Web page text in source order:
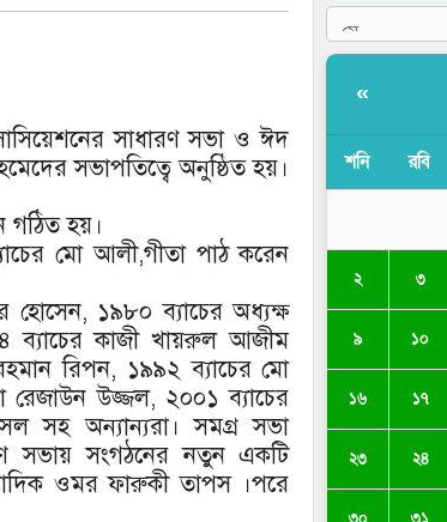
সাধারণ সভা ও ঈদ
সভাপতিত্বে অনুষ্ঠিত হয়।
গঠিত হয়।
মো আলী,গীতা পাঠ করেন
হোসেন, ১৯৮০ ব্যাচের অধ্যক্ষ
ব্যাচের কাজী খায়রুল আজীম
রিপন, ১৯৯২ ব্যাচের মো
উজ্জল, ২০০১ ব্যাচের
সহ অন্যান্যরা। সমগ্র সভা
সভায় সংগঠনের নতুন একটি
ওমর ফারুকী তাপস ।পরে
«
শনি রবি
২ ৩
৯ ১০
১৬ ১৭
২৩ ২৪